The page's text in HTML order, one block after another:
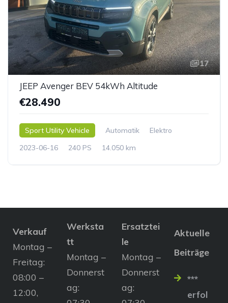
17
JEEP Avenger BEV 54kWh Altitude
€28.490
Sport Utility Vehicle Automatik
Elektro
2023-06-16
240 PS 14.050 km
Verkauf
Montag –
Freitag:
08:00 –
12:00,
Werksta
tt
Montag –
Donnerst
ag:
Ersatztei
le
Montag –
Donnerst
ag:
Aktuelle
Beiträge
***
erfol